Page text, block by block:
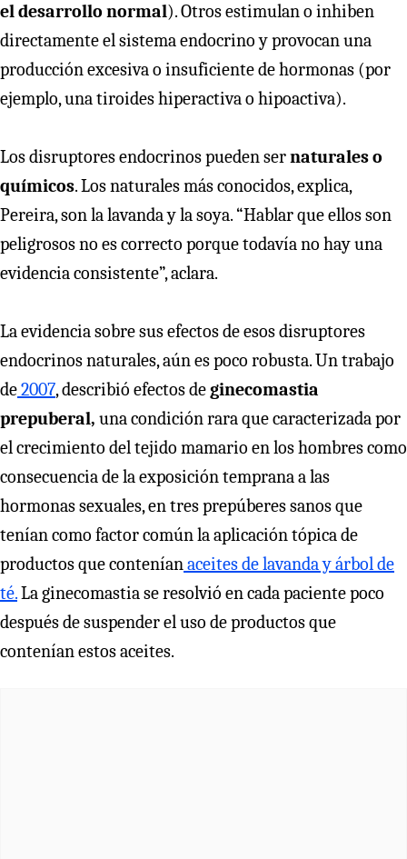
el desarrollo normal). Otros estimulan o inhiben
directamente el sistema endocrino y provocan una
producción excesiva o insuficiente de hormonas (por
ejemplo, una tiroides hiperactiva o hipoactiva).
Los disruptores endocrinos pueden sernaturales o
químicos. Los naturales más conocidos, explica,
Pereira, son la lavanda y la soya. “Hablar que ellos son
peligrosos no es correcto porque todavía no hay una
evidencia consistente”, aclara.
La evidencia sobre sus efectos de esos disruptores
endocrinos naturales, aún es poco robusta. Un trabajo
de2007, describió efectos deginecomastia
prepuberal, una condición rara que caracterizada por
el crecimiento del tejido mamario en los hombres como
consecuencia de la exposición temprana a las
hormonas sexuales, en tres prepúberes sanos que
tenían como factor común la aplicación tópica de
productos que conteníanaceites de lavanda y árbol de
té.La ginecomastia se resolvió en cada paciente poco
después de suspender el uso de productos que
contenían estos aceites.